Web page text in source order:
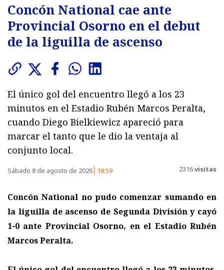
Concón National cae ante
Provincial Osorno en el debut
de la liguilla de ascenso
El único gol del encuentro llegó a los 23
minutos en el Estadio Rubén Marcos Peralta,
cuando Diego Bielkiewicz apareció para
marcar el tanto que le dio la ventaja al
conjunto local.
Sábado 8 de agosto de 2026 18:59 2316visitas
Concón National no pudo comenzar sumando en
la liguilla de ascenso de Segunda División y cayó
1-0 ante Provincial Osorno, en el Estadio Rubén
Marcos Peralta.